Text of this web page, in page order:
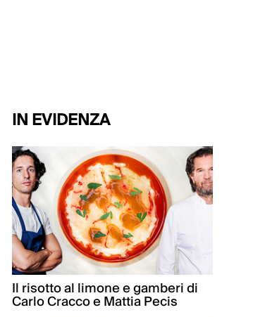
IN EVIDENZA
Il risotto al limone e gamberi di
Carlo Cracco e Mattia Pecis